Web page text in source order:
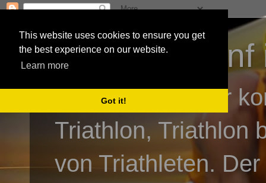
This website uses cookies to ensure you get
the best experience on our website.
Learn more
Got it!
3athlon - #dnf
Kai Baumgartner
Triathlon, Triathlon
von Triathleten.